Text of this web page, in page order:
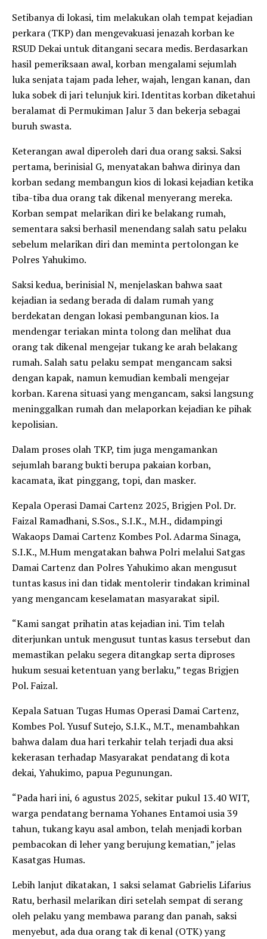
Setibanya di lokasi, tim melakukan olah tempat kejadian
perkara (TKP) dan mengevakuasi jenazah korban ke
RSUD Dekai untuk ditangani secara medis. Berdasarkan
hasil pemeriksaan awal, korban mengalami sejumlah
luka senjata tajam pada leher, wajah, lengan kanan, dan
luka sobek di jari telunjuk kiri. Identitas korban diketahui
beralamat di Permukiman Jalur 3 dan bekerja sebagai
buruh swasta.
Keterangan awal diperoleh dari dua orang saksi. Saksi
pertama, berinisial G, menyatakan bahwa dirinya dan
korban sedang membangun kios di lokasi kejadian ketika
tiba-tiba dua orang tak dikenal menyerang mereka.
Korban sempat melarikan diri ke belakang rumah,
sementara saksi berhasil menendang salah satu pelaku
sebelum melarikan diri dan meminta pertolongan ke
Polres Yahukimo.
Saksi kedua, berinisial N, menjelaskan bahwa saat
kejadian ia sedang berada di dalam rumah yang
berdekatan dengan lokasi pembangunan kios. Ia
mendengar teriakan minta tolong dan melihat dua
orang tak dikenal mengejar tukang ke arah belakang
rumah. Salah satu pelaku sempat mengancam saksi
dengan kapak, namun kemudian kembali mengejar
korban. Karena situasi yang mengancam, saksi langsung
meninggalkan rumah dan melaporkan kejadian ke pihak
kepolisian.
Dalam proses olah TKP, tim juga mengamankan
sejumlah barang bukti berupa pakaian korban,
kacamata, ikat pinggang, topi, dan masker.
Kepala Operasi Damai Cartenz 2025, Brigjen Pol. Dr.
Faizal Ramadhani, S.Sos., S.I.K., M.H., didampingi
Wakaops Damai Cartenz Kombes Pol. Adarma Sinaga,
S.I.K., M.Hum mengatakan bahwa Polri melalui Satgas
Damai Cartenz dan Polres Yahukimo akan mengusut
tuntas kasus ini dan tidak mentolerir tindakan kriminal
yang mengancam keselamatan masyarakat sipil.
“Kami sangat prihatin atas kejadian ini. Tim telah
diterjunkan untuk mengusut tuntas kasus tersebut dan
memastikan pelaku segera ditangkap serta diproses
hukum sesuai ketentuan yang berlaku,” tegas Brigjen
Pol. Faizal.
Kepala Satuan Tugas Humas Operasi Damai Cartenz,
Kombes Pol. Yusuf Sutejo, S.I.K., M.T., menambahkan
bahwa dalam dua hari terkahir telah terjadi dua aksi
kekerasan terhadap Masyarakat pendatang di kota
dekai, Yahukimo, papua Pegunungan.
“Pada hari ini, 6 agustus 2025, sekitar pukul 13.40 WIT,
warga pendatang bernama Yohanes Entamoi usia 39
tahun, tukang kayu asal ambon, telah menjadi korban
pembacokan di leher yang berujung kematian,” jelas
Kasatgas Humas.
Lebih lanjut dikatakan, 1 saksi selamat Gabrielis Lifarius
Ratu, berhasil melarikan diri setelah sempat di serang
oleh pelaku yang membawa parang dan panah, saksi
menyebut, ada dua orang tak di kenal (OTK) yang